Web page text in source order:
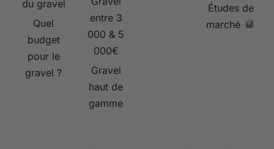
du gravel
Quel
budget
pour le
gravel ?
entre 3
000 & 5
000€
Gravel
haut de
gamme
Études de
marché